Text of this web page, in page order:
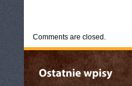
Comments are closed.